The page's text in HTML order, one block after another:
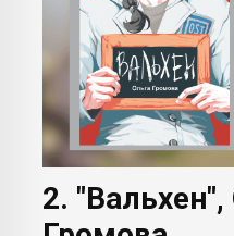
2. "Вальхен",